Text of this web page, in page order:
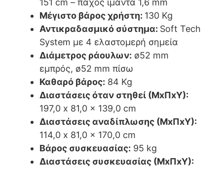
151 cm – πάχος ιμάντα 1,6 mm
Μέγιστο βάρος χρήστη: 130 Kg
Αντικραδασμικό σύστημα: Soft Tech
System με 4 ελαστομερή σημεία
Διάμετρος ράουλων: ø52 mm
εμπρός, ø52 mm πίσω
Καθαρό βάρος: 84 Kg
Διαστάσεις όταν στηθεί (ΜxΠxΥ):
197,0 x 81,0 x 139,0 cm
Διαστάσεις αναδίπλωσης (ΜxΠxΥ):
114,0 x 81,0 x 170,0 cm
Βάρος συσκευασίας: 95 kg
Διαστάσεις συσκευασίας (ΜxΠxΥ):